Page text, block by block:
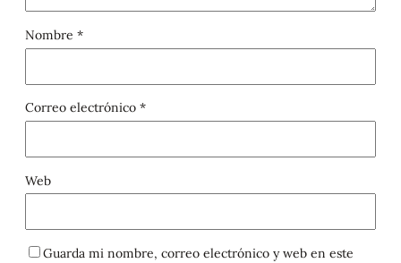
Nombre *
Correo electrónico *
Web
Guarda mi nombre, correo electrónico y web en este